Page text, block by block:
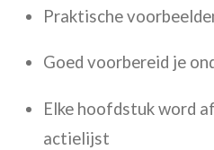
Praktische
Goed voorbereid je
Elke hoofdstuk word
actielijst